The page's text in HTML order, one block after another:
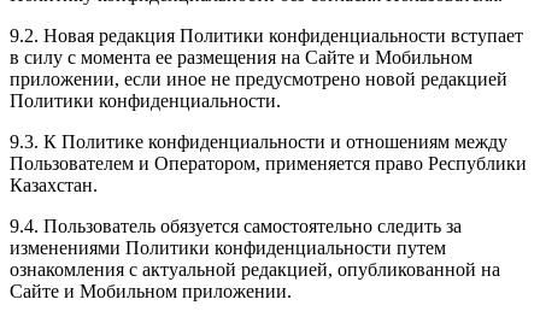
9.2. Новая редакция Политики конфиденциальности вступает
в силу с момента ее размещения на Сайте и Мобильном
приложении, если иное не предусмотрено новой редакцией
Политики конфиденциальности.
9.3. К Политике конфиденциальности и отношениям между
Пользователем и Оператором, применяется право Республики
Казахстан.
9.4. Пользователь обязуется самостоятельно следить за
изменениями Политики конфиденциальности путем
ознакомления с актуальной редакцией, опубликованной на
Сайте и Мобильном приложении.